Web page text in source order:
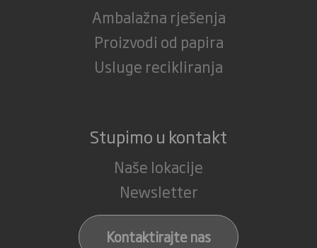
Ambalažna rješenja
Proizvodi od papira
Usluge recikliranja
Stupimo u kontakt
Naše lokacije
Newsletter
Kontaktirajte nas